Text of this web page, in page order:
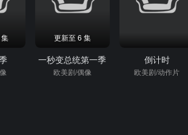
更新至 6 集
一秒变总统第一季
欧美剧/偶像
倒计时
欧美剧/动作片